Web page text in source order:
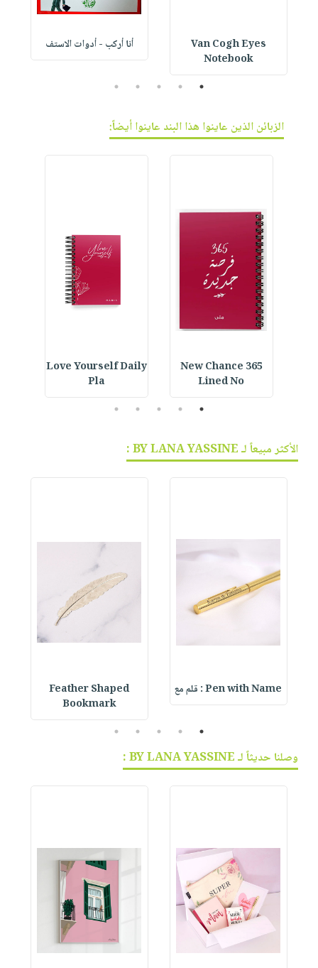
Van Cogh Eyes
Notebook
أنا أركب - أدوات الاستف
1
2
3
4
5
الزبائن الذين عاينوا هذا البند عاينوا أيضاً:
365 New Chance
Lined No
Love Yourself Daily
Pla
1
2
3
4
5
الأكثر مبيعاً لـ BY LANA YASSINE :
Pen with Name : قلم مع
Feather Shaped
Bookmark
1
2
3
4
5
وصلنا حديثاً لـ BY LANA YASSINE :